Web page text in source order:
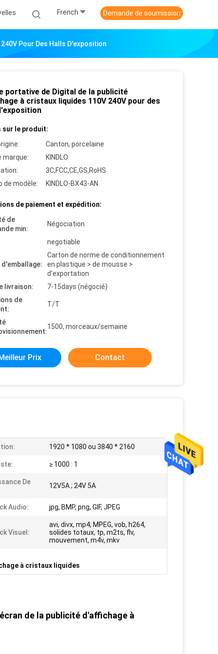
French Demande de soumission
Pour Des Halls D'exposition
portative de Digital de la publicité
à cristaux liquides 110V 240V pour des
sur le produit:
Canton, porcelaine
marque:
KINDLO
3C,FCC,CE,GS,RoHS
de modèle:
KINDLO-BX43-AN
de paiement et expédition:
de
min:
Négociation
negotiable
d'emballage:
Carton de norme de conditionnement
en plastique > de mousse >
d'exportation
livraison:
7-15days (négocié)
de
T/T
1500, morceaux/semaine
Prix Contact
1920 * 1080 ou 3840 * 2160
≥ 1000 : 1
De
12V5A ; 24V 5A
Audio: jpg, BMP, png, GIF, JPEG
Visuel:
avi, divx, mp4, MPEG, vob, h264,
solides totaux, tp, m2ts, flv,
mouvement, m4v, mkv
à cristaux liquides
de la publicité d'affichage à